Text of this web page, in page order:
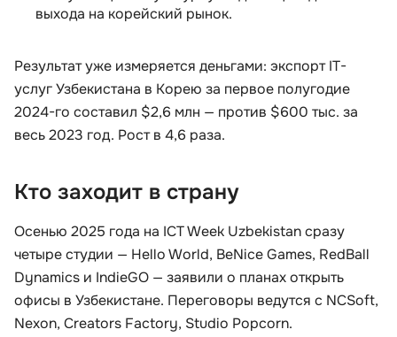
выхода на корейский рынок.
Результат уже измеряется деньгами: экспорт IT-
услуг Узбекистана в Корею за первое полугодие
2024-го составил $2,6 млн — против $600 тыс. за
весь 2023 год. Рост в 4,6 раза.
Кто заходит в страну
Осенью 2025 года на ICT Week Uzbekistan сразу
четыре студии — Hello World, BeNice Games, RedBall
Dynamics и IndieGO — заявили о планах открыть
офисы в Узбекистане. Переговоры ведутся с NCSoft,
Nexon, Creators Factory, Studio Popcorn.